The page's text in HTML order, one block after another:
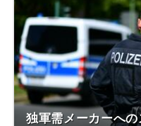
独軍需メーカーへ